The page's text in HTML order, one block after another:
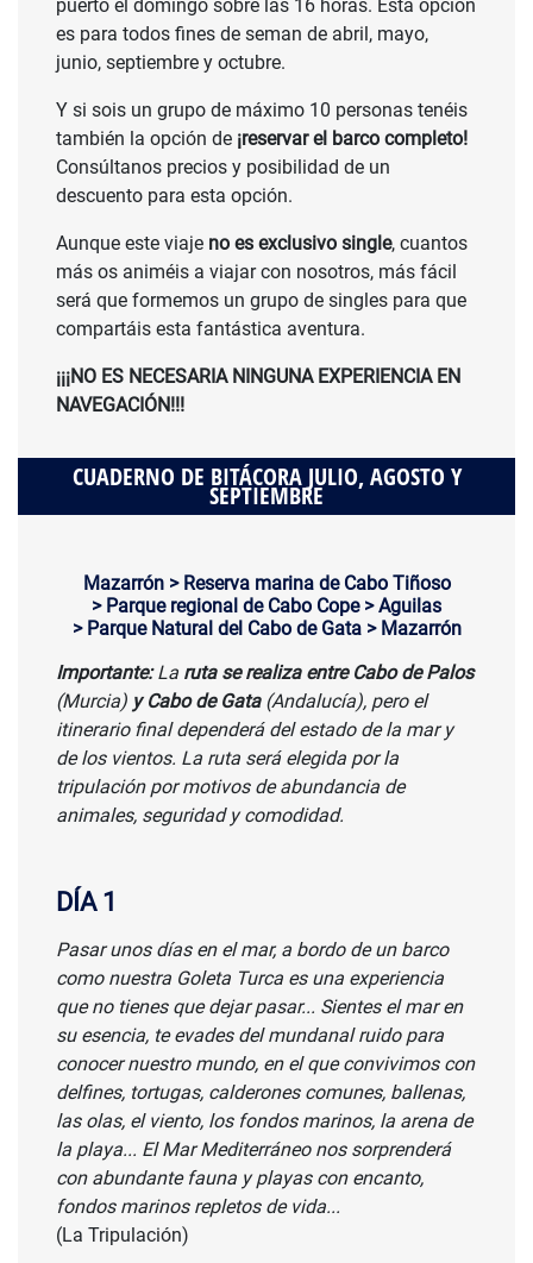
puerto el domingo sobre las 16 horas. Esta opción
es para todos fines de seman de abril, mayo,
junio, septiembre y octubre.
Y si sois un grupo de máximo 10 personas tenéis
también la opción de ¡reservar el barco completo!
Consúltanos precios y posibilidad de un
descuento para esta opción.
Aunque este viaje no es exclusivo single, cuantos
más os animéis a viajar con nosotros, más fácil
será que formemos un grupo de singles para que
compartáis esta fantástica aventura.
¡¡¡NO ES NECESARIA NINGUNA EXPERIENCIA EN
NAVEGACIÓN!!!
CUADERNO DE BITÁCORA JULIO, AGOSTO Y
SEPTIEMBRE
Mazarrón > Reserva marina de Cabo Tiñoso
> Parque regional de Cabo Cope > Aguilas
> Parque Natural del Cabo de Gata > Mazarrón
Importante:La ruta se realiza entre Cabo de Palos
(Murcia) y Cabo de Gata(Andalucía), pero el
itinerario final dependerá del estado de la mar y
de los vientos. La ruta será elegida por la
tripulación por motivos de abundancia de
animales, seguridad y comodidad.
DÍA 1
Pasar unos días en el mar, a bordo de un barco
como nuestra Goleta Turca es una experiencia
que no tienes que dejar pasar... Sientes el mar en
su esencia, te evades del mundanal ruido para
conocer nuestro mundo, en el que convivimos con
delfines, tortugas, calderones comunes, ballenas,
las olas, el viento, los fondos marinos, la arena de
la playa... El Mar Mediterráneo nos sorprenderá
con abundante fauna y playas con encanto,
fondos marinos repletos de vida...
(La Tripulación)